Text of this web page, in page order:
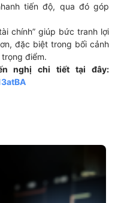
tiến độ, qua đó góp
chính” giúp bức tranh lợi
đặc biệt trong bối cảnh
điểm.
nghị chi tiết tại đây: